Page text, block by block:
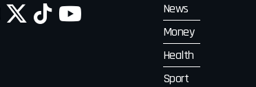
News
Money
Health
Sport